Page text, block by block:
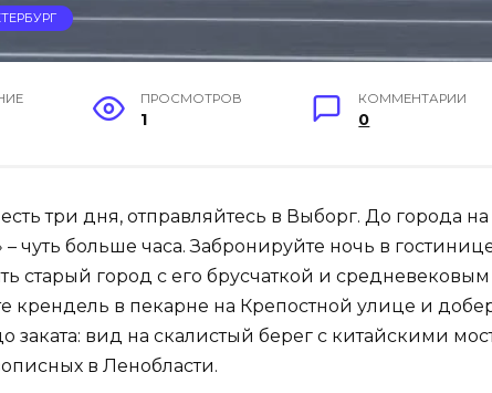
ПРОСМОТРОВ
1
КОММЕНТАРИИ
0
три дня, отправляйтесь в Выборг. До города
– чуть больше часа. Забронируйте ночь в
старый город с его брусчаткой и
крендель в пекарне на Крепостной улице и
заката: вид на скалистый берег с китайскими
в Ленобласти.